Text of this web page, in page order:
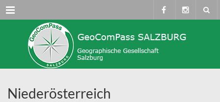
Menü
Niederösterreich